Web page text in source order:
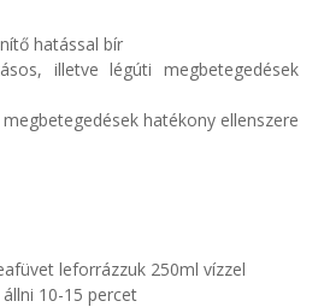
hatással bír
illetve légúti megbetegedések
hatékony ellenszere
leforrázzuk 250ml vízzel
10-15 percet